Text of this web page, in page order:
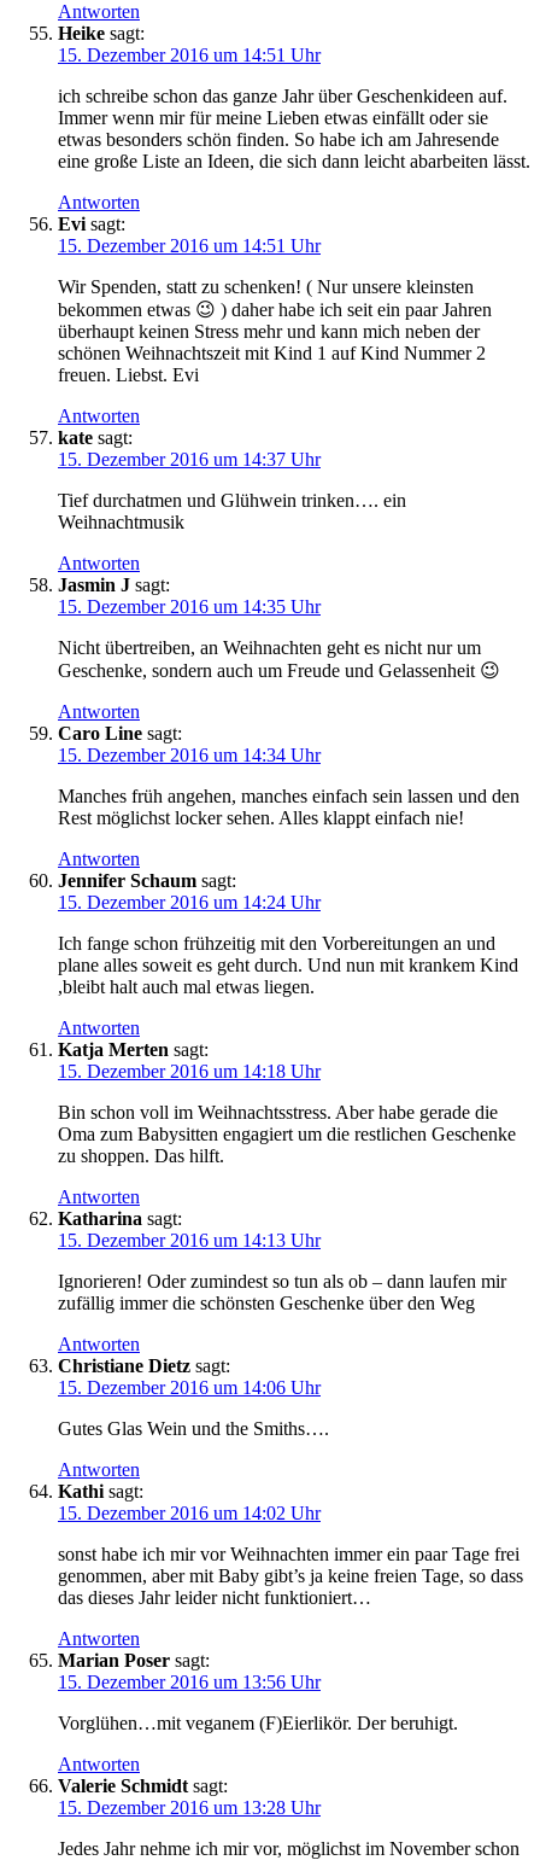
Antworten
Heike sagt:
15. Dezember 2016 um 14:51 Uhr
ich schreibe schon das ganze Jahr über Geschenkideen auf.
Immer wenn mir für meine Lieben etwas einfällt oder sie
etwas besonders schön finden. So habe ich am Jahresende
eine große Liste an Ideen, die sich dann leicht abarbeiten lässt.
Antworten
Evi sagt:
15. Dezember 2016 um 14:51 Uhr
Wir Spenden, statt zu schenken! ( Nur unsere kleinsten
bekommen etwas 😉 ) daher habe ich seit ein paar Jahren
überhaupt keinen Stress mehr und kann mich neben der
schönen Weihnachtszeit mit Kind 1 auf Kind Nummer 2
freuen. Liebst. Evi
Antworten
kate sagt:
15. Dezember 2016 um 14:37 Uhr
Tief durchatmen und Glühwein trinken…. ein
Weihnachtmusik
Antworten
Jasmin J sagt:
15. Dezember 2016 um 14:35 Uhr
Nicht übertreiben, an Weihnachten geht es nicht nur um
Geschenke, sondern auch um Freude und Gelassenheit 😉
Antworten
Caro Line sagt:
15. Dezember 2016 um 14:34 Uhr
Manches früh angehen, manches einfach sein lassen und den
Rest möglichst locker sehen. Alles klappt einfach nie!
Antworten
Jennifer Schaum sagt:
15. Dezember 2016 um 14:24 Uhr
Ich fange schon frühzeitig mit den Vorbereitungen an und
plane alles soweit es geht durch. Und nun mit krankem Kind
,bleibt halt auch mal etwas liegen.
Antworten
Katja Merten sagt:
15. Dezember 2016 um 14:18 Uhr
Bin schon voll im Weihnachtsstress. Aber habe gerade die
Oma zum Babysitten engagiert um die restlichen Geschenke
zu shoppen. Das hilft.
Antworten
Katharina sagt:
15. Dezember 2016 um 14:13 Uhr
Ignorieren! Oder zumindest so tun als ob – dann laufen mir
zufällig immer die schönsten Geschenke über den Weg
Antworten
Christiane Dietz sagt:
15. Dezember 2016 um 14:06 Uhr
Gutes Glas Wein und the Smiths….
Antworten
Kathi sagt:
15. Dezember 2016 um 14:02 Uhr
sonst habe ich mir vor Weihnachten immer ein paar Tage frei
genommen, aber mit Baby gibt’s ja keine freien Tage, so dass
das dieses Jahr leider nicht funktioniert…
Antworten
Marian Poser sagt:
15. Dezember 2016 um 13:56 Uhr
Vorglühen…mit veganem (F)Eierlikör. Der beruhigt.
Antworten
Valerie Schmidt sagt:
15. Dezember 2016 um 13:28 Uhr
Jedes Jahr nehme ich mir vor, möglichst im November schon